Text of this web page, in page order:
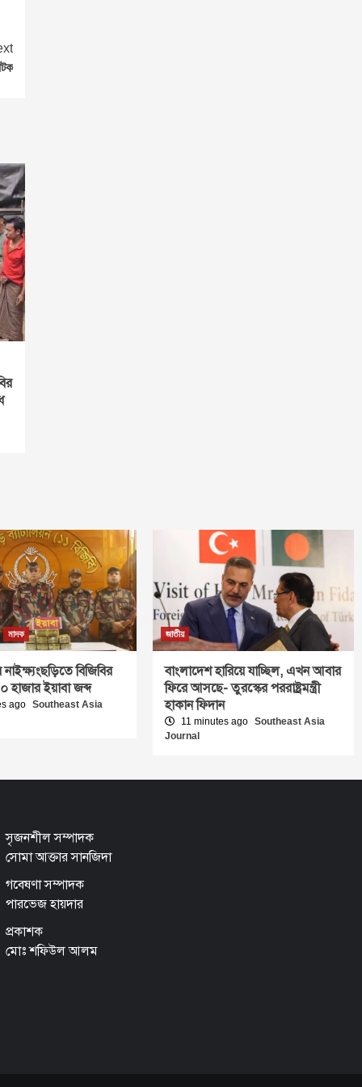
মাদক
নাইক্ষ্যংছড়িতে বিজিবির
হাজার ইয়াবা জব্দ
ago Southeast Asia
জাতীয়
বাংলাদেশ হারিয়ে যাচ্ছিল, এখন আবার
ফিরে আসছে- তুরস্কের পররাষ্ট্রমন্ত্রী
হাকান ফিদান
11 minutes ago Southeast Asia
Journal
সৃজনশীল সম্পাদক
সোমা আক্তার সানজিদা
গবেষণা সম্পাদক
পারভেজ হায়দার
প্রকাশক
মোঃ শফিউল আলম